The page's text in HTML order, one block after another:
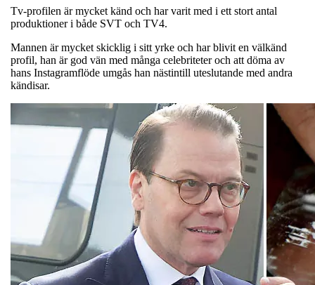
Tv-profilen är mycket känd och har varit med i ett stort antal
produktioner i både SVT och TV4.
Mannen är mycket skicklig i sitt yrke och har blivit en välkänd
profil, han är god vän med många celebriteter och att döma av
hans Instagramflöde umgås han nästintill uteslutande med andra
kändisar.